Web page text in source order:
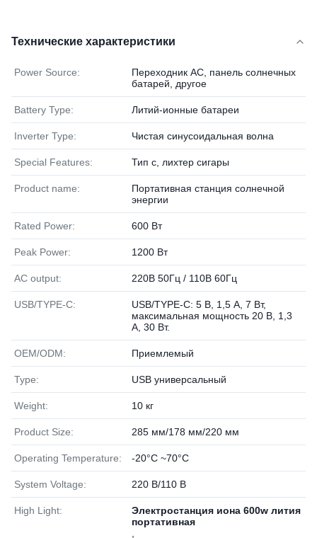
Технические характеристики
Power Source:
Переходник AC, панель солнечных
батарей, другое
Battery Type: Литий-ионные батареи
Inverter Type: Чистая синусоидальная волна
Special Features: Тип c, лихтер сигары
Product name:
Портативная станция солнечной
энергии
Rated Power: 600 Вт
Peak Power: 1200 Вт
AC output: 220В 50Гц / 110В 60Гц
USB/TYPE-C:
USB/TYPE-C: 5 В, 1,5 А, 7 Вт,
максимальная мощность 20 В, 1,3
А, 30 Вт.
OEM/ODM: Приемлемый
Type: USB универсальный
Weight: 10 кг
Product Size: 285 мм/178 мм/220 мм
Operating Temperature: -20°C ~70°C
System Voltage: 220 В/110 В
High Light:
Электростанция иона 600w лития
портативная